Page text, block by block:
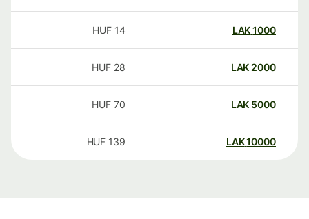
1000
LAK
HUF
2000
LAK
HUF
5000
LAK
HUF
10000
LAK
139
HUF